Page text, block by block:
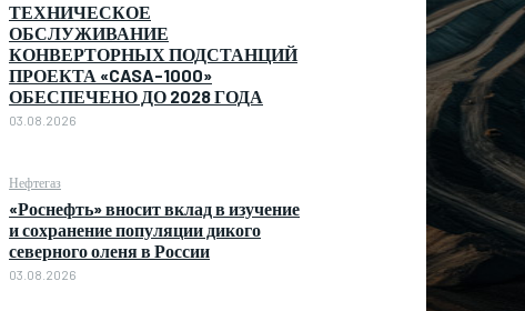
ТЕХНИЧЕСКОЕ
ОБСЛУЖИВАНИЕ
КОНВЕРТОРНЫХ ПОДСТАНЦИЙ
ПРОЕКТА «CASA-1000»
ОБЕСПЕЧЕНО ДО 2028 ГОДА
03.08.2026
Нефтегаз
«Роснефть» вносит вклад в изучение
и сохранение популяции дикого
северного оленя в России
03.08.2026